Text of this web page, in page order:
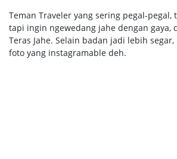
Teman Traveler yang sering pegal-pegal,
tapi ingin ngewedang jahe dengan gaya,
Teras Jahe. Selain badan jadi lebih
foto yang instagramable deh.